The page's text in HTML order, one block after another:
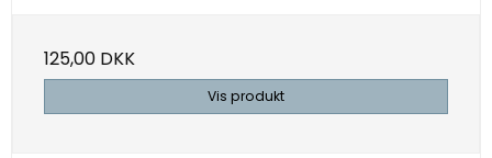
125,00 DKK
Vis produkt